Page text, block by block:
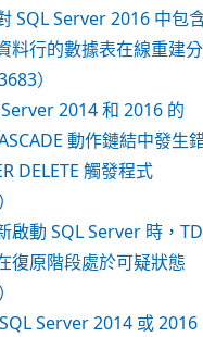
SQL Server 2016 中包
料行的數據表在線重建分
）
2014 和 2016 的
動作鏈結中發生
DELETE 觸發程式
啟動 SQL Server 時，
復原階段處於可疑狀態
Server 2014 或 2016